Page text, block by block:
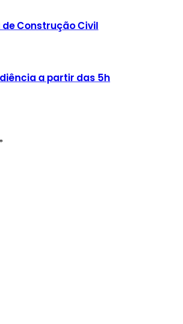
de Construção Civil
a partir das 5h
*